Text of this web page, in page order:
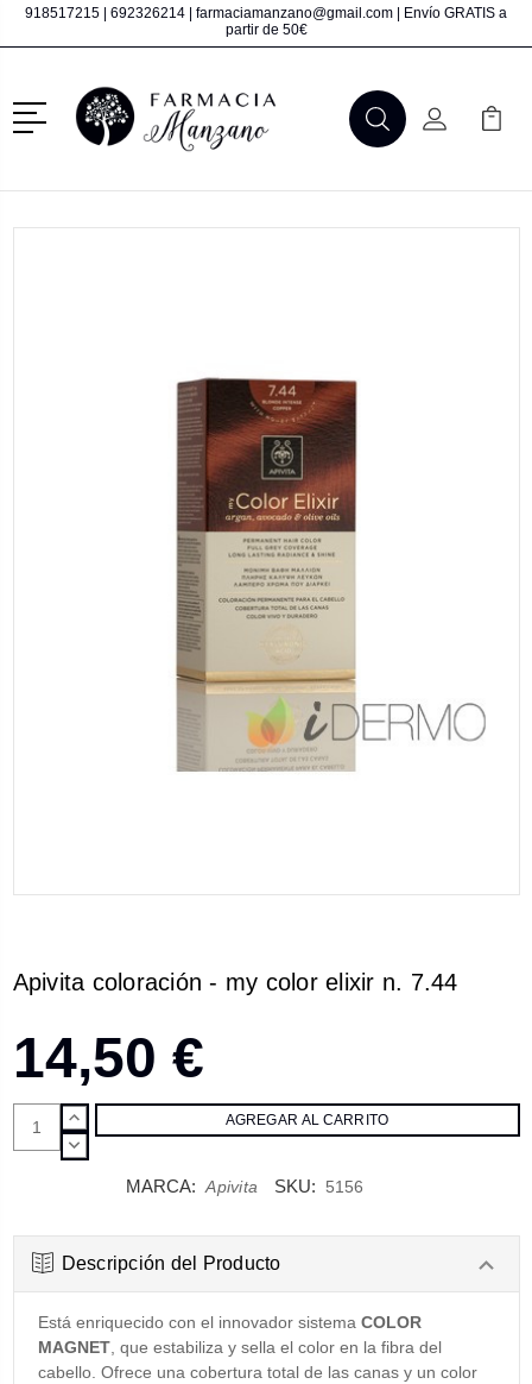
918517215 692326214 farmaciamanzano@gmail.com | Envío GRATIS a
partir de 50€
Menú
BuscarMi Cuenta
Mi
Apivita coloración - my color elixir n. 7.44
14,50 €
AUMENTAR
CANTIDAD:
DISMINUIR
MARCA: Apivita SKU: 5156
Descripción del Producto
Está enriquecido con el innovador sistema COLOR
MAGNET, que estabiliza y sella el color en la fibra del
cabello. Ofrece una cobertura total de las canas y un color